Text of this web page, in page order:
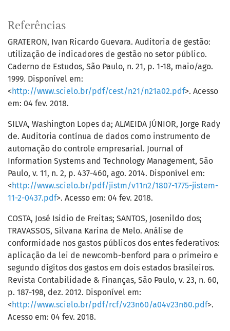
Referências
GRATERON, Ivan Ricardo Guevara. Auditoria de gestão:
utilização de indicadores de gestão no setor público.
Caderno de Estudos, São Paulo, n. 21, p. 1-18, maio/ago.
1999. Disponível em:
< http://www.scielo.br/pdf/cest/n21/n21a02.pdf>. Acesso
em: 04 fev. 2018.
SILVA, Washington Lopes da; ALMEIDA JÚNIOR, Jorge Rady
de. Auditoria contínua de dados como instrumento de
automação do controle empresarial. Journal of
Information Systems and Technology Management, São
Paulo, v. 11, n. 2, p. 437-460, ago. 2014. Disponível em:
< http://www.scielo.br/pdf/jistm/v11n2/1807-1775-jistem-
11-2-0437.pdf>. Acesso em: 04 fev. 2018.
COSTA, José Isidio de Freitas; SANTOS, Josenildo dos;
TRAVASSOS, Silvana Karina de Melo. Análise de
conformidade nos gastos públicos dos entes federativos:
aplicação da lei de newcomb-benford para o primeiro e
segundo dígitos dos gastos em dois estados brasileiros.
Revista Contabilidade & Finanças, São Paulo, v. 23, n. 60,
p. 187-198, dez. 2012. Disponível em:
< http://www.scielo.br/pdf/rcf/v23n60/a04v23n60.pdf>.
Acesso em: 04 fev. 2018.